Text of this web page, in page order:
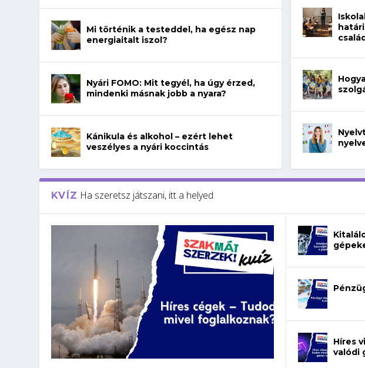
Mi történik a testeddel, ha egész nap
energiaitalt iszol?
Nyári FOMO: Mit tegyél, ha úgy érzed,
mindenki másnak jobb a nyara?
Kánikula és alkohol – ezért lehet
veszélyes a nyári koccintás
KVÍZ Ha szeretsz játszani, itt a helyed
Híres
valódi